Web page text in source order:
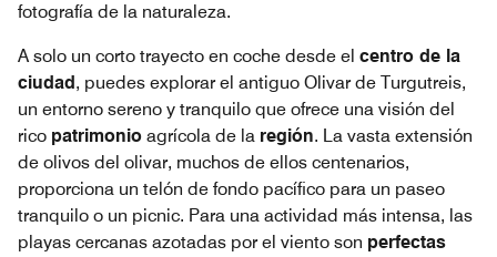
fotografía de la naturaleza.
A solo un corto trayecto en coche desde el centro de la
ciudad, puedes explorar el antiguo Olivar de Turgutreis,
un entorno sereno y tranquilo que ofrece una visión del
rico patrimonio agrícola de la región. La vasta extensión
de olivos del olivar, muchos de ellos centenarios,
proporciona un telón de fondo pacífico para un paseo
tranquilo o un picnic. Para una actividad más intensa, las
playas cercanas azotadas por el viento son perfectas